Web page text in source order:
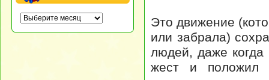
Это движение
или забрала)
людей, даже
жест и положил